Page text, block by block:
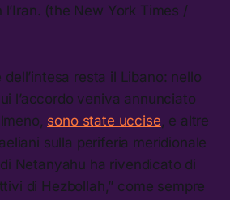
(the New York Times /
resta il Libano: nello
l’accordo veniva annunciato
sono state uccise , e altre
sulla periferia meridionale
Netanyahu ha rivendicato di
di Hezbollah,” come sempre